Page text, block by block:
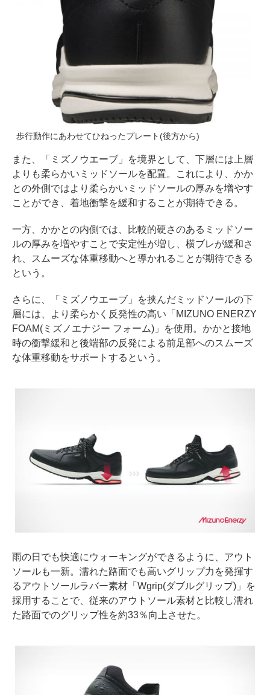
歩行動作にあわせてひねったプレート(後方から)
また、「ミズノウエーブ」を境界として、下層には上層
よりも柔らかいミッドソールを配置。これにより、かか
との外側ではより柔らかいミッドソールの厚みを増やす
ことができ、着地衝撃を緩和することが期待できる。
一方、かかとの内側では、比較的硬さのあるミッドソー
ルの厚みを増やすことで安定性が増し、横ブレが緩和さ
れ、スムーズな体重移動へと導かれることが期待できる
という。
さらに、「ミズノウエーブ」を挟んだミッドソールの下
層には、より柔らかく反発性の高い「MIZUNO ENERZY
FOAM(ミズノエナジー フォーム)」を使用。かかと接地
時の衝撃緩和と後端部の反発による前足部へのスムーズ
な体重移動をサポートするという。
雨の日でも快適にウォーキングができるように、アウト
ソールも一新。濡れた路面でも高いグリップ力を発揮す
るアウトソールラバー素材「Wgrip(ダブルグリップ)」を
採用することで、従来のアウトソール素材と比較し濡れ
た路面でのグリップ性を約33％向上させた。